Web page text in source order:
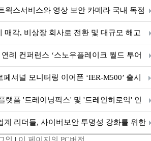
웍스서비스와 영상 보안 카메라 국내 독점
매각, 비상장 회사로 전환 및 대규모 해고
례 컨퍼런스 ‘스노우플레이크 월드 투어
셔널 모니터링 이어폰 ‘IER-M500’ 출시
랫폼 '트레이닝픽스' 및 '트레인히로익' 인
형 훈련 지원 확대
계 리더들, 사이버보안 투명성 강화를 위한